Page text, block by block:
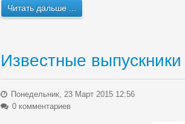
Читать дальше ...
Известные
Понедельник, 23 Март 2015 12:56
0 комментариев